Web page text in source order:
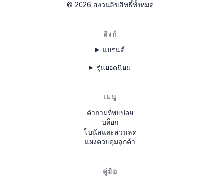
© 2026 สงวนลิขสิทธิ์ทั้งหมด
ลิงก์
แบรนด์
รุ่นยอดนิยม
เมนู
คำถามที่พบบ่อย
บล็อก
โบนัสและส่วนลด
แผงควบคุมลูกค้า
คู่มือ